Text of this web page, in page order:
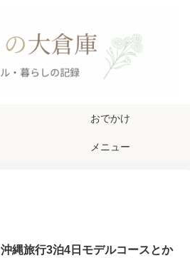
おでかけ
メニュー
沖縄旅行3泊4日モデルコースとか